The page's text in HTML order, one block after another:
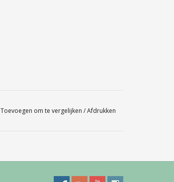
Toevoegen om te vergelijken /Afdrukken